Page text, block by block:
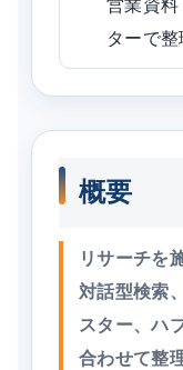
営業資
ターで
概要
リサーチを
対話型検索
スター、ハ
合わせて整